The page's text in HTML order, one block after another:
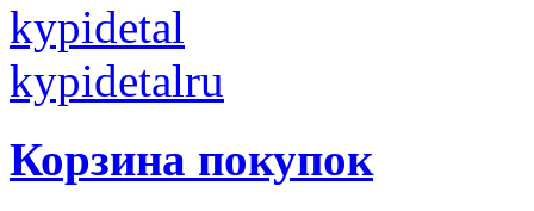
kypidetal
kypidetalru
Корзина покупок